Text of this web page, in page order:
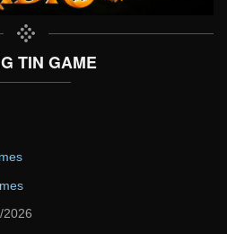
TIN GAME
2026